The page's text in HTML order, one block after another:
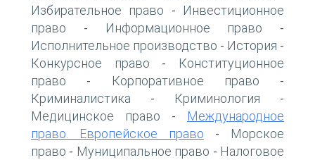
Избирательное право -
Инвестиционное
право - Информационное право -
Исполнительное производство - История -
Конкурсное право -
Конституционное
право - Корпоративное право -
Криминалистика - Криминология -
Медицинское право -
Международное
право. Европейское право -
Морское
право - Муниципальное право - Налоговое